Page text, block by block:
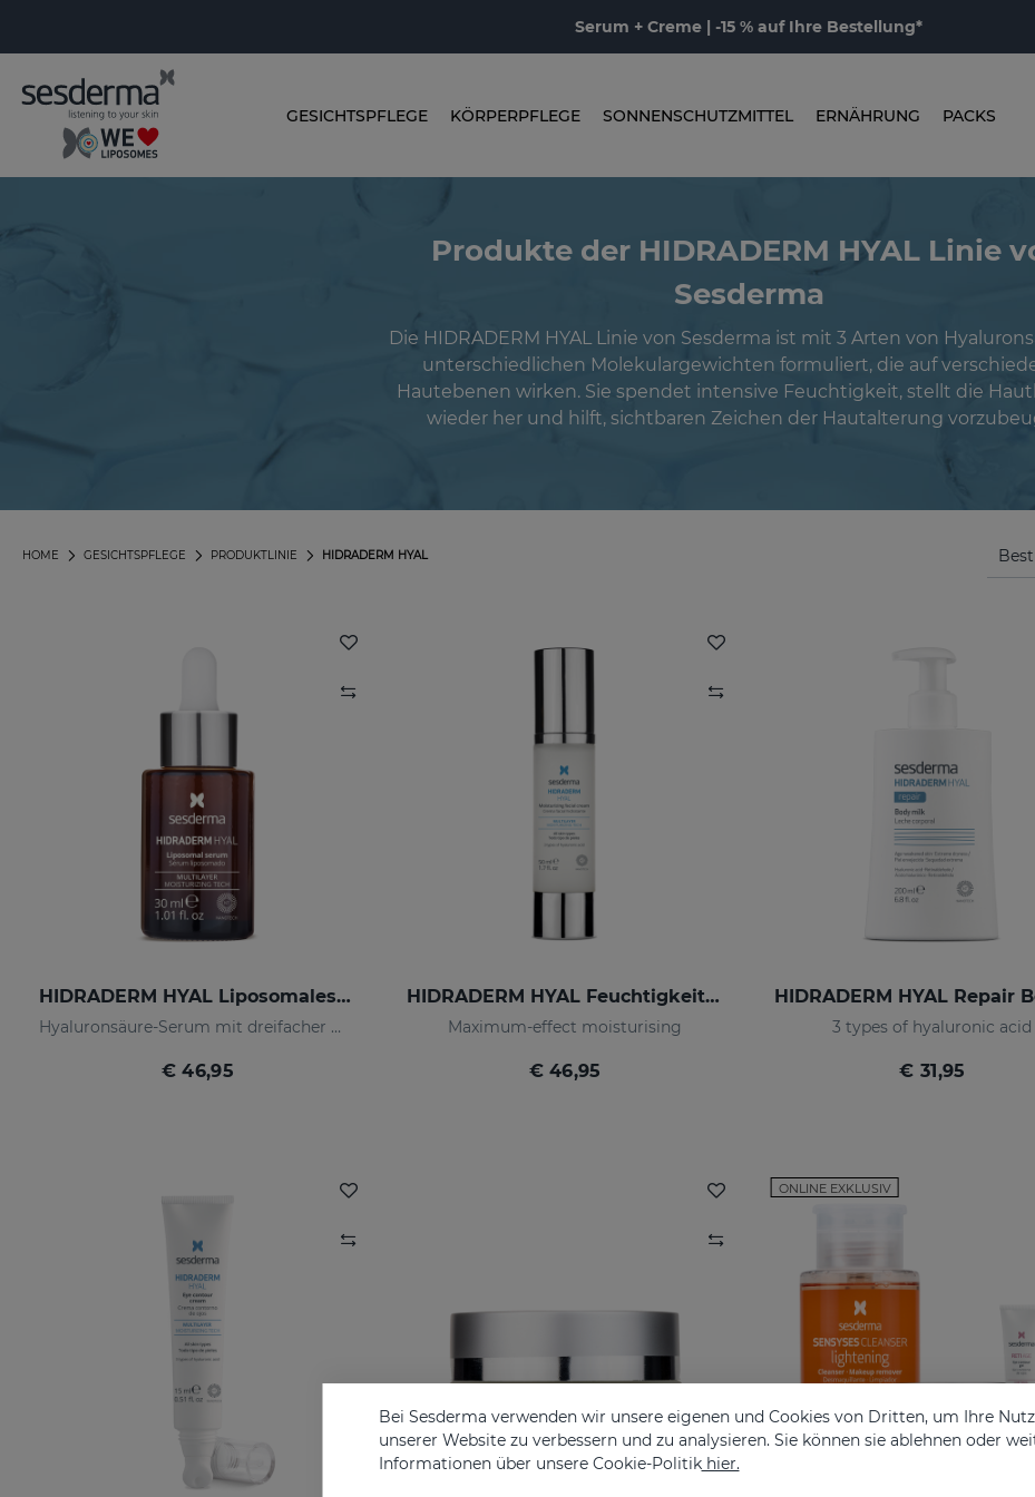
Serum + Creme | -15 % auf Ihre Bestellung*
GESICHTSPFLEGE KÖRPERPFLEGE SONNENSCHUTZMITTEL ERNÄHRUNG PACKS
Produkte der HIDRADERM HYAL Linie
Sesderma
Die HIDRADERM HYAL Linie von Sesderma ist mit 3 Arten von
unterschiedlichen Molekulargewichten formuliert, die auf
Hautebenen wirken. Sie spendet intensive Feuchtigkeit, stellt die
wieder her und hilft, sichtbaren Zeichen der Hautalterung
HIDRADERM HYAL
PRODUKTLINIE
GESICHTSPFLEGE
HOME
HIDRADERM HYAL Liposomales Serum
Hyaluronsäure-Serum mit dreifacher Wirkung für eine 3-mal höhere Hydratation
€ 46,95
HIDRADERM HYAL Feuchtigkeitscreme
Maximum-effect moisturising
€ 46,95
3 types of hyaluronic acid
€ 31,95
ONLINE EXKLUSIV
Bei Sesderma verwenden wir unsere eigenen und Cookies von Dritten, um Ihre
unserer Website zu verbessern und zu analysieren. Sie können sie ablehnen oder
Informationen über unsere Cookie-Politikhier.